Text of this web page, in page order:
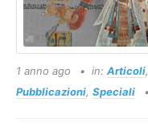
1 anno ago in: Articoli,
Pubblicazioni, Speciali